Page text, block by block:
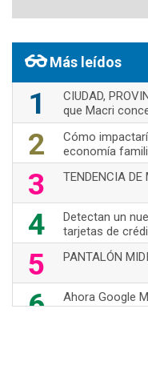
Más leídos
1
CIUDAD,
que Macri
2
Cómo
economía
3 TENDENCIA DE
4
Detectan un
tarjetas de
5 PANTALÓN
6
Ahora Google
distancia